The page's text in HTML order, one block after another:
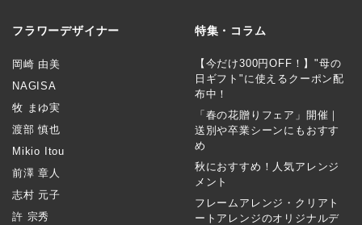
フラワーデザイナー
岡崎 由美
NAGISA
牧 まゆ実
渡部 慎也
Mikio Itou
前澤 章人
志村 元子
許 宗秀
特集・コラム
【今だけ300円OFF！】"母の
日ギフト"に使えるクーポン配
布中！
「春の花贈りフェア」開催｜
送別や卒業シーンにもおすす
め
秋におすすめ！人気アレンジ
メント
フレームアレンジ・クリアト
ートアレンジのオリジナルデ